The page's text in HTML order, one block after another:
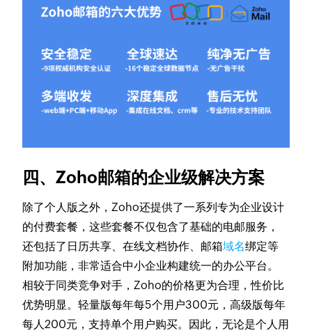
四、Zoho邮箱的企业级解决方案
除了个人版之外，Zoho还提供了一系列专为企业设计
的付费套餐，这些套餐不仅包含了基础的电邮服务，
还包括了日历共享、在线文档协作、邮箱域名绑定等
附加功能，非常适合中小企业构建统一的办公平台。
相较于同类竞争对手，Zoho的价格更为合理，性价比
优势明显。轻量版每年每5个用户300元，高级版每年
每人200元，支持单个用户购买。因此，无论是个人用